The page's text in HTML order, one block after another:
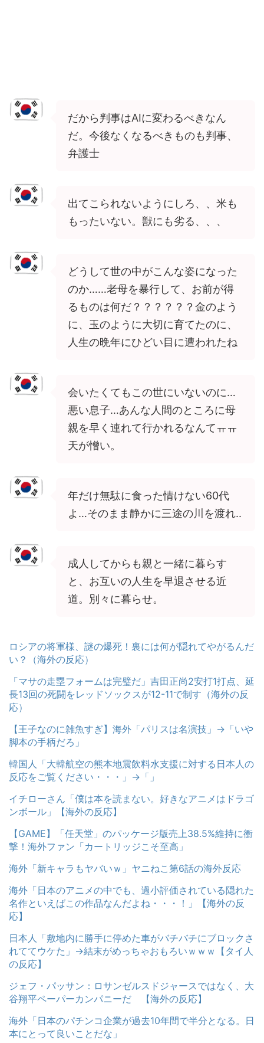
だから判事はAIに変わるべきなん
だ。今後なくなるべきものも判事、
弁護士
出てこられないようにしろ、、米も
もったいない。獣にも劣る、、、
どうして世の中がこんな姿になった
のか……老母を暴行して、お前が得
るものは何だ？？？？？？金のよう
に、玉のように大切に育てたのに、
人生の晩年にひどい目に遭われたね
会いたくてもこの世にいないのに…
悪い息子…あんな人間のところに母
親を早く連れて行かれるなんてㅠㅠ
天が憎い。
年だけ無駄に食った情けない60代
よ…そのまま静かに三途の川を渡れ..
成人してからも親と一緒に暮らす
と、お互いの人生を早退させる近
道。別々に暮らせ。
ロシアの将軍様、謎の爆死！裏には何が隠れてやがるんだ
い？（海外の反応）
「マサの走塁フォームは完璧だ」吉田正尚2安打1打点、延
長13回の死闘をレッドソックスが12-11で制す（海外の反
応）
【王子なのに雑魚すぎ】海外「パリスは名演技」→「いや
脚本の手柄だろ」
韓国人「大韓航空の熊本地震飲料水支援に対する日本人の
反応をご覧ください・・・」→「」
イチローさん「僕は本を読まない。好きなアニメはドラゴ
ンボール」【海外の反応】
【GAME】「任天堂」のパッケージ版売上38.5%維持に衝
撃！海外ファン「カートリッジこそ至高」
海外「新キャラもヤバいｗ」ヤニねこ第6話の海外反応
海外「日本のアニメの中でも、過小評価されている隠れた
名作といえばこの作品なんだよね・・・！」【海外の反
応】
日本人「敷地内に勝手に停めた車がバチバチにブロックさ
れててウケた」→結末がめっちゃおもろいｗｗｗ【タイ人
の反応】
ジェフ・パッサン：ロサンゼルスドジャースではなく、大
谷翔平ペーパーカンパニーだ 【海外の反応】
海外「日本のパチンコ企業が過去10年間で半分となる。日
本にとって良いことだな」